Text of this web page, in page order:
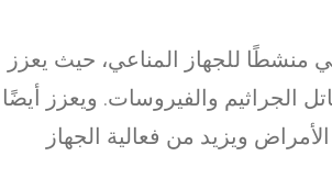
منشطًا للجهاز المناعي، حيث يعزز
الجراثيم والفيروسات. ويعزز أيضًا
ويزيد من فعالية الجهاز